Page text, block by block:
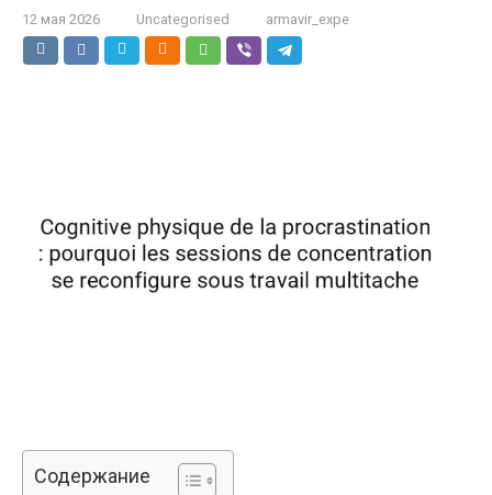
12 мая 2026 Uncategorised armavir_expe
Содержание